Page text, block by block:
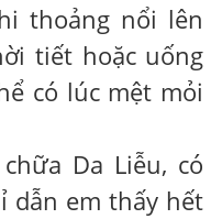
thoảng nổi lên
tiết hoặc uống
có lúc mệt mỏi
Da Liễu, có
dẫn em thấy hết